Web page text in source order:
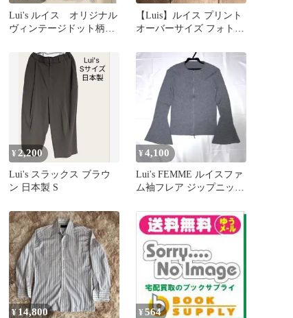
Lui's ルイス オリジナル
ヴィンテージドット柄オ
【Luis】ルイス プリント
オーバーサイズ フォトグ
ツ
¥ 2,200
Lui's スラックス ブラウ
ン 日本製 S
¥4,100
Lui's FEMME ルイスファ
ム袖フレア ジップニット
¥14,800 ¥564